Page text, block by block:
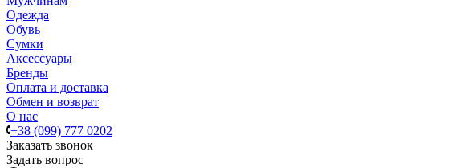
Одежда
Обувь
Сумки
Аксессуары
Бренды
Оплата и доставка
Обмен и возврат
О нас
+38 (099) 777 0202
Заказать звонок
Задать вопрос